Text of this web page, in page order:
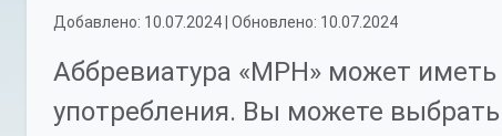
Добавлено: 10.07.2024 | Обновлено: 10.07.2024
Аббревиатура «МРН» может
употребления. Вы можете